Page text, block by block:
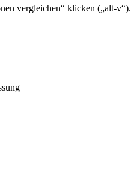
vergleichen“ klicken („alt-v“).